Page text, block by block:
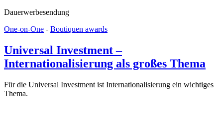
Dauerwerbesendung
One-on-One - Boutiquen awards
Universal Investment –
Internationalisierung als großes Thema
Für die Universal Investment ist Internationalisierung ein wichtiges
Thema.